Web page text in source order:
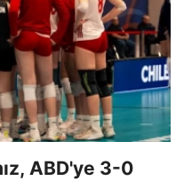
ABD'ye 3-0